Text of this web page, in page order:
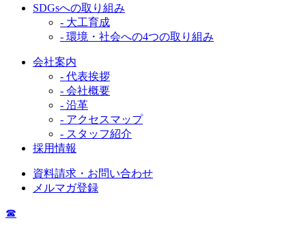
SDGsへの取り組み
- 大工育成
- 環境・社会への4つの取り組み
会社案内
- 代表挨拶
- 会社概要
- 沿革
- アクセスマップ
- スタッフ紹介
採用情報
資料請求・お問い合わせ
メルマガ登録
☎